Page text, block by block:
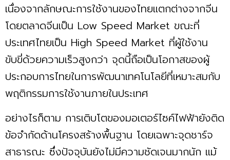
เนื่องจากลักษณะการใช้งานของไทยแตกต่างจากจีน
โดยตลาดจีนเป็น Low Speed Market ขณะที่
ประเทศไทยเป็น High Speed Market ที่ผู้ใช้งาน
ขับขี่ด้วยความเร็วสูงกว่า จุดนี้ถือเป็นโอกาสของผู้
ประกอบการไทยในการพัฒนาเทคโนโลยีที่เหมาะสมกับ
พฤติกรรมการใช้งานภายในประเทศ
อย่างไรก็ตาม การเติบโตของมอเตอร์ไซค์ไฟฟ้ายังติด
ข้อจำกัดด้านโครงสร้างพื้นฐาน โดยเฉพาะจุดชาร์จ
สาธารณะ ซึ่งปัจจุบันยังไม่มีความชัดเจนมากนัก แม้